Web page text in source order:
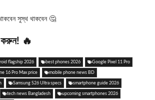
সুস্থ থাকবেন 🤔
করুন! 🔥
flagship 2026 best phones 2026 Google Pixel 11 Pro
16 Pro Max price mobile phone news BD
Samsung S26 Ultra specs smartphone guide 2026
tech news Bangladesh upcoming smartphones 2026